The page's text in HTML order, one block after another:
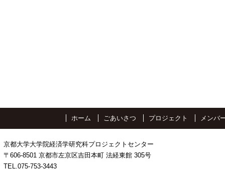
ホーム ごあいさつ プロジェクト メンバ
京都大学大学院経済学研究科プロジェクトセンター
〒606-8501 京都市左京区吉田本町 法経東館 305号
TEL.075-753-3443